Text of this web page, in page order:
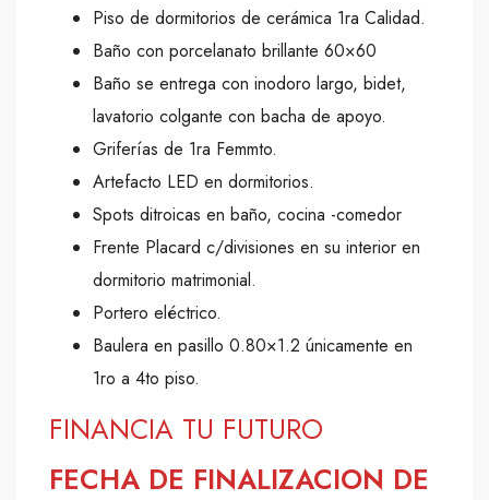
Piso de dormitorios de cerámica 1ra Calidad.
Baño con porcelanato brillante 60×60
Baño se entrega con inodoro largo, bidet,
lavatorio colgante con bacha de apoyo.
Griferías de 1ra Femmto.
Artefacto LED en dormitorios.
Spots ditroicas en baño, cocina -comedor
Frente Placard c/divisiones en su interior en
dormitorio matrimonial.
Portero eléctrico.
Baulera en pasillo 0.80×1.2 únicamente en
1ro a 4to piso.
FINANCIA TU FUTURO
FECHA DE FINALIZACION DE